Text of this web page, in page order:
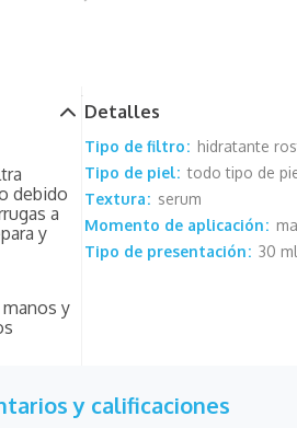
debido
a
y
y
Detalles
Tipo de filtro
hidratante
Tipo de piel
todo tipo de
Textura
serum
Momento de aplicación
Tipo de presentación
30 ml
y calificaciones